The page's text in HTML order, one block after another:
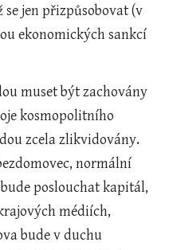
se jen přizpůsobovat (v
ekonomických sankcí
kosmopolitního
zcela zlikvidovány.
normální
poslouchat kapitál,
médiích,
bude v duchu